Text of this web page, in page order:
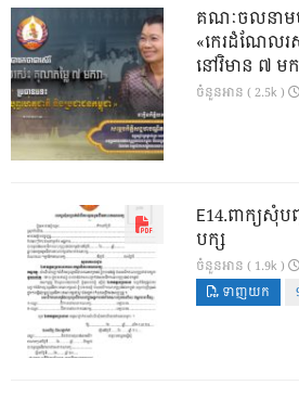
គណៈចលនាម
«កេរដំណែលរ
នៅវិមាន ៧ មក
ចំនួនអាន ( 2.5k )
E14.ពាក្យសុំប
បក្ស
ចំនួនអាន ( 1.9k )
ទាញយក